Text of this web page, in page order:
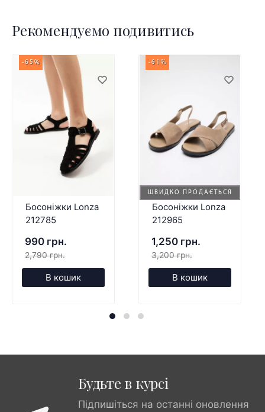
Рекомендуємо подивитись
-65%
Босоніжки Lonza
212785
990 грн.
2,790 грн.
В кошик
ШВИДКО ПРОДАЄТЬСЯ
-61%
Босоніжки Lonza
212965
1,250 грн.
3,200 грн.
В кошик
Будьте в курсі
Підпишіться на останні оновлення